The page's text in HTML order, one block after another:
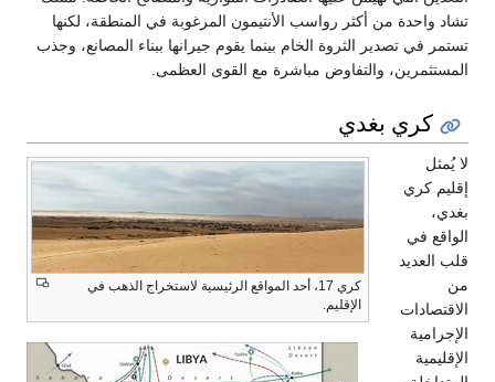
تشاد واحدة من أكثر رواسب الأنتيمون المرغوبة في المنطقة، لكنها
تستمر في تصدير الثروة الخام بينما يقوم جيرانها ببناء المصانع، وجذب
المستثمرين، والتفاوض مباشرة مع القوى العظمى.
كري بغدي
كري 17، أحد المواقع الرئيسية لاستخراج الذهب في
الإقليم.
لا يُمثل
إقليم كري
بغدي،
الواقع في
قلب العديد
من
الاقتصادات
الإجرامية
الإقليمية